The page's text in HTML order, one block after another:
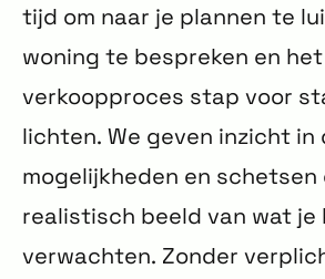
tijd om naar je plannen te
woning te bespreken en het
verkoopproces stap voor
lichten. We geven inzicht in
mogelijkheden en schetsen
realistisch beeld van wat je
verwachten. Zonder